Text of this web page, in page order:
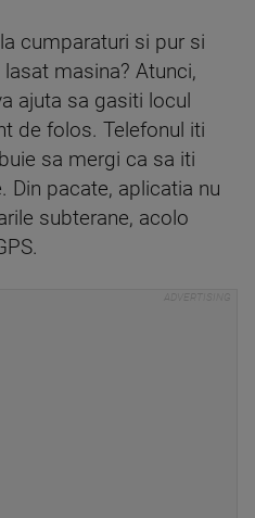
cumparaturi si pur si
masina? Atunci,
ajuta sa gasiti locul
de folos. Telefonul iti
sa mergi ca sa iti
Din pacate, aplicatia nu
subterane, acolo